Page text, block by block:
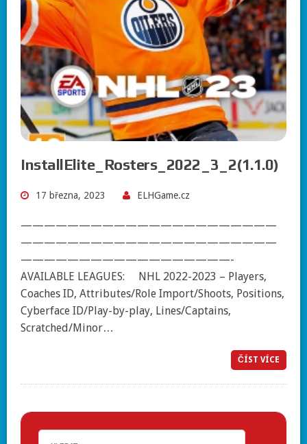
InstallElite_Rosters_2022_3_2(1.1.0)
17 března, 2023 ELHGame.cz
——————————————————————
——————————————————————
——————————————————-
AVAILABLE LEAGUES: NHL 2022-2023 – Players,
Coaches ID, Attributes/Role Import/Shoots, Positions,
Cyberface ID/Play-by-play, Lines/Captains,
Scratched/Minor…
ČÍST VÍCE